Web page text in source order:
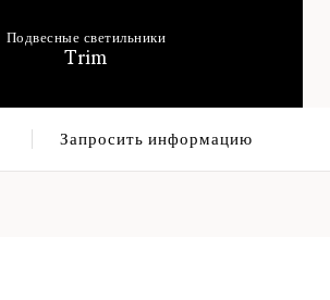
Подвесные светильники
Trim
Запросить информацию